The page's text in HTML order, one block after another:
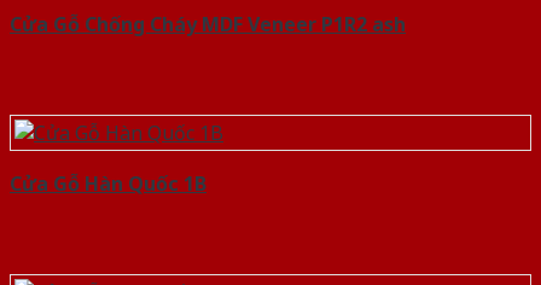
Cửa Gỗ Chống Cháy MDF Veneer P1R2 ash
Cửa Gỗ Hàn Quốc 1B